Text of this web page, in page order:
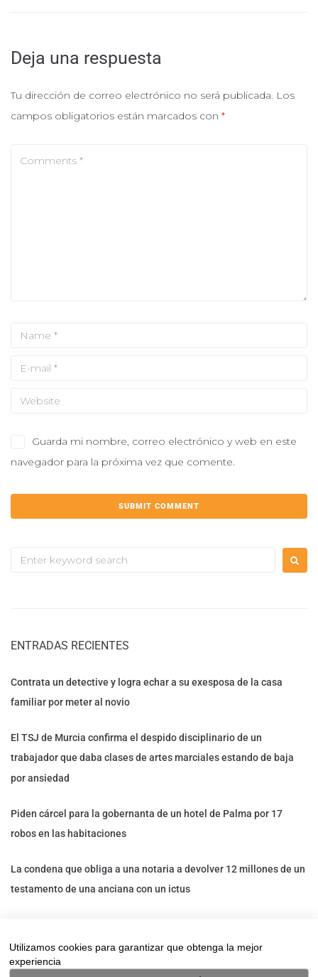
Deja una respuesta
Tu dirección de correo electrónico no será publicada. Los
campos obligatorios están marcados con *
Guarda mi nombre, correo electrónico y web en este
navegador para la próxima vez que comente.
ENTRADAS RECIENTES
Contrata un detective y logra echar a su exesposa de la casa
familiar por meter al novio
El TSJ de Murcia confirma el despido disciplinario de un
trabajador que daba clases de artes marciales estando de baja
por ansiedad
Piden cárcel para la gobernanta de un hotel de Palma por 17
robos en las habitaciones
La condena que obliga a una notaria a devolver 12 millones de un
testamento de una anciana con un ictus
detective privado lo descubrió trabajando en otro
establecimiento
Utilizamos cookies para garantizar que obtenga la mejor
experiencia